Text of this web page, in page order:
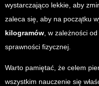
wystarczająco lekkie, aby
zaleca się, aby na początku
kilogramów , w zależności
sprawności fizycznej.
Warto pamiętać, że celem
wszystkim nauczenie się